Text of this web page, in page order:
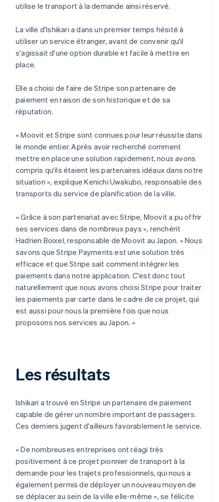
utilise le transport à la demande ainsi réservé.
La ville d'Ishikari a dans un premier temps hésité à
utiliser un service étranger, avant de convenir qu'il
s'agissait d'une option durable et facile à mettre en
place.
Elle a choisi de faire de Stripe son partenaire de
paiement en raison de son historique et de sa
réputation.
« Moovit et Stripe sont connues pour leur réussite dans
le monde entier. Après avoir recherché comment
mettre en place une solution rapidement, nous avons
compris qu'ils étaient les partenaires idéaux dans notre
situation », explique Kenichi Uwakubo, responsable des
transports du service de planification de la ville.
« Grâce à son partenariat avec Stripe, Moovit a pu offrir
ses services dans de nombreux pays », renchérit
Hadrien Boixel, responsable de Moovit au Japon. « Nous
savons que Stripe Payments est une solution très
efficace et que Stripe sait comment intégrer les
paiements dans notre application. C'est donc tout
naturellement que nous avons choisi Stripe pour traiter
les paiements par carte dans le cadre de ce projet, qui
est aussi pour nous la première fois que nous
proposons nos services au Japon. »
Les résultats
Ishikari a trouvé en Stripe un partenaire de paiement
capable de gérer un nombre important de passagers.
Ces derniers jugent d'ailleurs favorablement le service.
« De nombreuses entreprises ont réagi très
positivement à ce projet pionnier de transport à la
demande pour les trajets professionnels, qui nous a
également permis de déployer un nouveau moyen de
se déplacer au sein de la ville elle-même », se félicite